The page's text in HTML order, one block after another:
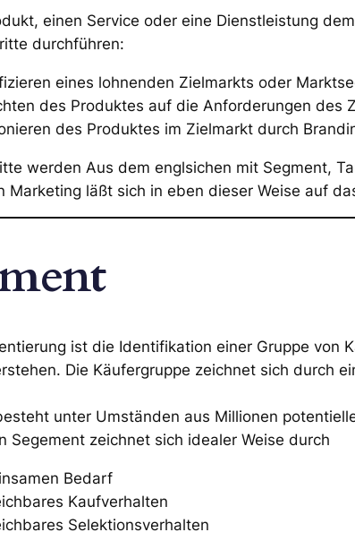
einen Service oder eine Dienstleistung
durchführen:
eines lohnenden Zielmarkts oder
des Produktes auf die Anforderungen des
des Produktes im Zielmarkt durch
werden Aus dem englsichen mit Segment,
Marketing läßt sich in eben dieser Weise auf
ist die Identifikation einer Gruppe von
Die Käufergruppe zeichnet sich durch
unter Umständen aus Millionen
Segement zeichnet sich idealer Weise durch
Bedarf
Kaufverhalten
Selektionsverhalten